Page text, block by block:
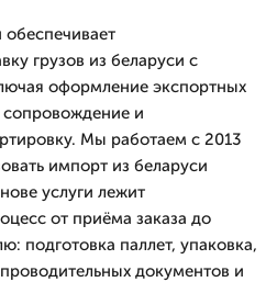
грузов из беларуси с
оформление экспортных
и
Мы работаем с 2013
импорт из беларуси
услуги лежит
от приёма заказа до
подготовка паллет, упаковка,
документов и